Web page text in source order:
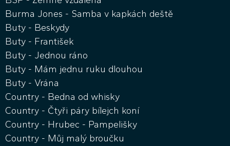
Burma Jones - Samba v kapkách deště
Buty - Beskydy
Buty - František
Buty - Jednou ráno
Buty - Mám jednu ruku dlouhou
Buty - Vrána
Country - Bedna od whisky
Country - Čtyři páry bílejch koní
Country - Hrubec - Pampelišky
Country - Můj malý broučku